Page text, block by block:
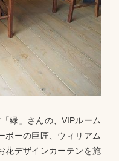
緑」さんの、VIPルーム
ボーの巨匠、ウィリアム
花デザインカーテンを施